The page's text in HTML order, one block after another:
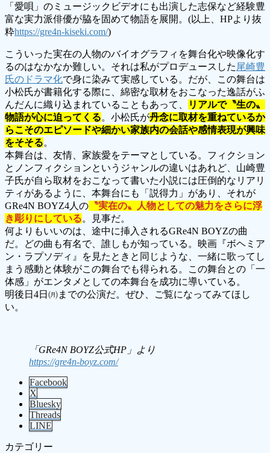
「愛唄」のミュージックビデオにも出演した志保など経験豊
富な実力派俳優が脇を固めて物語を展開。(以上、HPより抜
粋https://gre4n-kiseki.com/)
こういった実在の人物のバイオグラフィを舞台化や映像化す
るのはなかなか難しい。それは私がプロデュースした 尾崎豊
氏のドラマ化で身に染みて実感している。だが、この舞台は
小松氏が書籍化する際に、綿密な取材をおこなった逸話がふ
んだんに織り込まれていることもあって、
リアルで〝生の〟
物語が心に迫ってくる。小松氏が丹念に取材を重ねているか
らこそのエピソードや細かい家族内の会話や感情表現が興味
をそそる。
本舞台は、友情、家族愛をテーマとしている。フィクション
とノンフィクションというジャンルの違いはあれど、山崎豊
子氏が自ら取材をおこなって書いた小説には圧倒的なリアリ
ティがあるように、本舞台にも「説得力」があり、それが
GRe4N BOYZ4人の 〝実在の〟人物としての魅力をさらに浮
き彫りにしている。見事だ。
何よりもいいのは、途中に挿入されるGRe4N BOYZの曲
だ。どの曲も有名で、誰しもが知っている。映画『ボヘミア
ン・ラプソディ』を見たときと同じような、一緒に歌ってし
まう感動と体験がこの舞台でも得られる。この舞台との「一
体感」がエンタメとしての本舞台を成功に導いている。
明後日4日㈪までの公演だ。ぜひ、ご覧になってみてほし
い。
「GRe4N BOYZ公式HP」より
https://gre4n-boyz.com/
Facebook
X
Bluesky
Threads
LINE
カテゴリー